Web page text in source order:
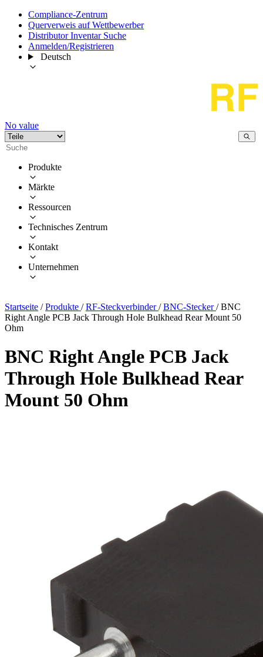
Compliance-Zentrum
Querverweis auf Wettbewerber
Distributor Inventar Suche
Anmelden/Registrieren
Deutsch
No value
Produkte
Märkte
Ressourcen
Technisches Zentrum
Kontakt
Unternehmen
Startseite / Produkte / RF-Steckverbinder/ BNC-Stecker/ BNC
Right Angle PCB Jack Through Hole Bulkhead Rear Mount 50
Ohm
BNC Right Angle PCB Jack
Through Hole Bulkhead Rear
Mount 50 Ohm